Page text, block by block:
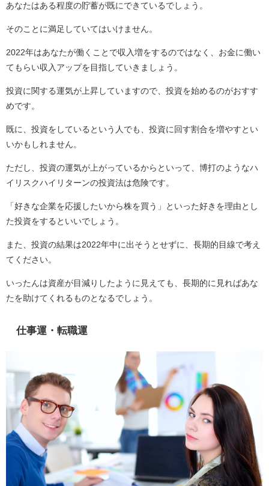
あなたはある程度の貯蓄が既にできているでしょう。
そのことに満足していてはいけません。
2022年はあなたが働くことで収入増をするのではなく、お金に働い
てもらい収入アップを目指していきましょう。
投資に関する運気が上昇していますので、投資を始めるのがおすす
めです。
既に、投資をしているという人でも、投資に回す割合を増やすとい
いかもしれません。
ただし、投資の運気が上がっているからといって、博打のようなハ
イリスクハイリターンの投資法は危険です。
「好きな企業を応援したいから株を買う」といった好きを理由とし
た投資をするといいでしょう。
また、投資の結果は2022年中に出そうとせずに、長期的目線で考え
てください。
いったんは資産が目減りしたように見えても、長期的に見ればあな
たを助けてくれるものとなるでしょう。
仕事運・転職運